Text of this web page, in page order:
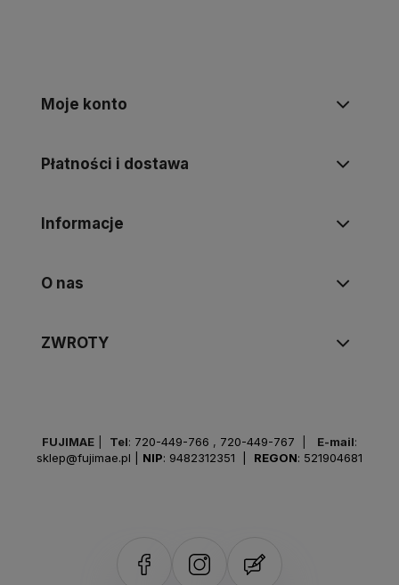
Moje konto
Płatności i dostawa
Informacje
O nas
ZWROTY
FUJIMAE Tel: 720-449-766 , 720-449-767 E-mail:
sklep@fujimae.pl
NIP: 9482312351 | REGON: 521904681